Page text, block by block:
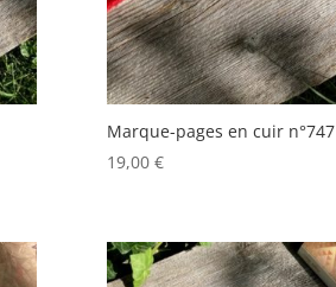
Marque-pages en cuir n°747
19,00€